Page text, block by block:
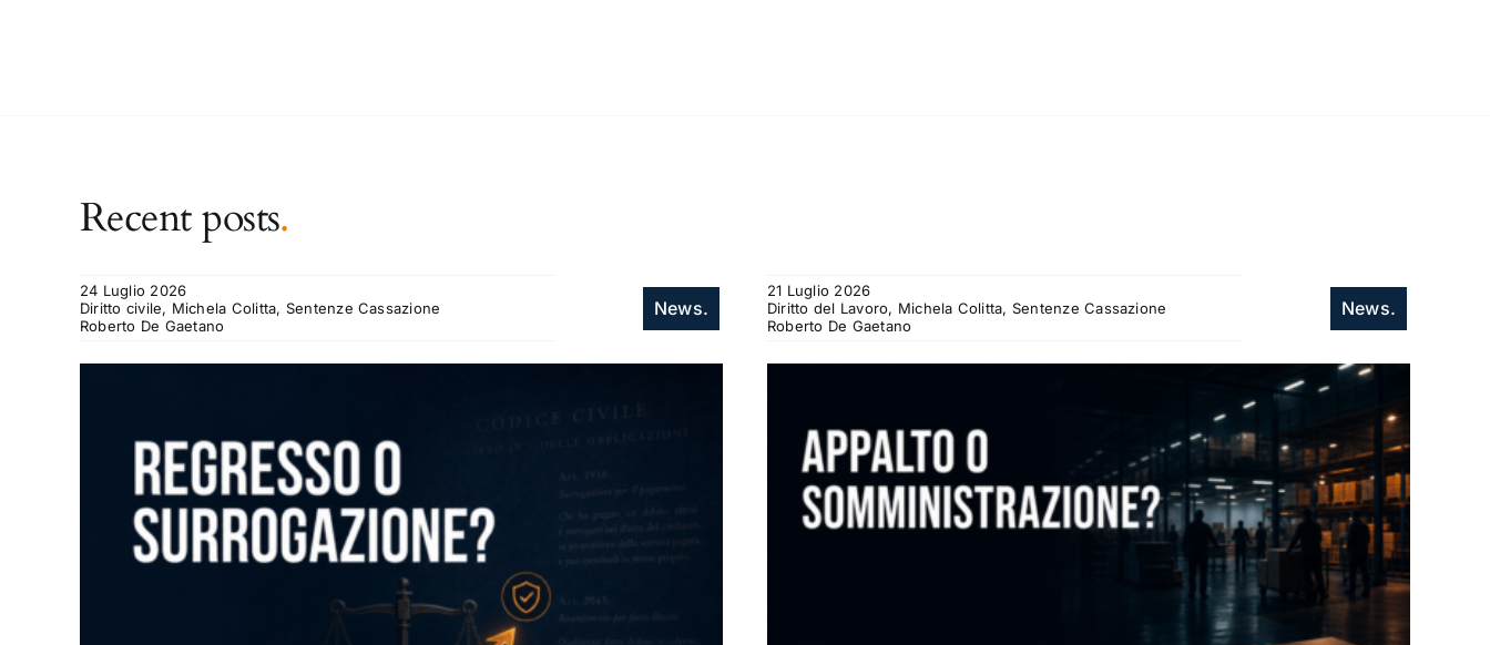
Recent posts.
24 Luglio 2026
Diritto civile, Michela Colitta, Sentenze Cassazione
Roberto De Gaetano
News.
21 Luglio 2026
Diritto del Lavoro, Michela Colitta, Sentenze Cassazione
Roberto De Gaetano
News.